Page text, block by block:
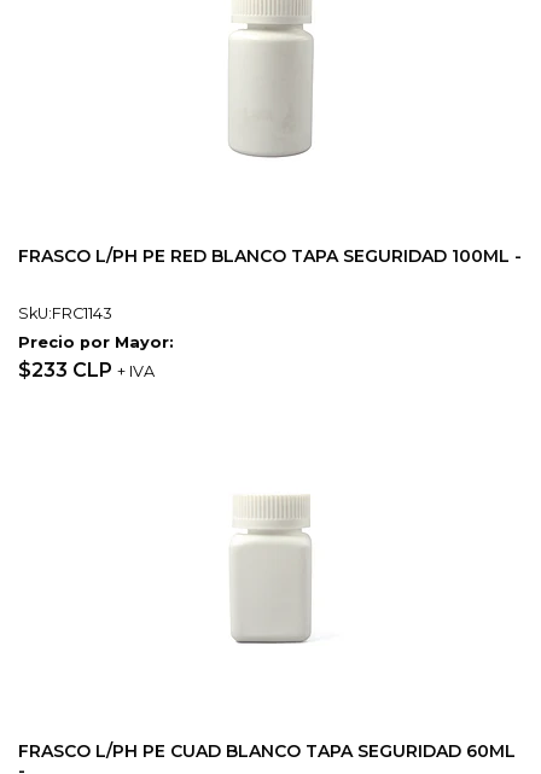
FRASCO L/PH PE RED BLANCO TAPA SEGURIDAD 100ML -
SkU:FRC1143
Precio por Mayor:
$233 CLP + IVA
FRASCO L/PH PE CUAD BLANCO TAPA SEGURIDAD 60ML